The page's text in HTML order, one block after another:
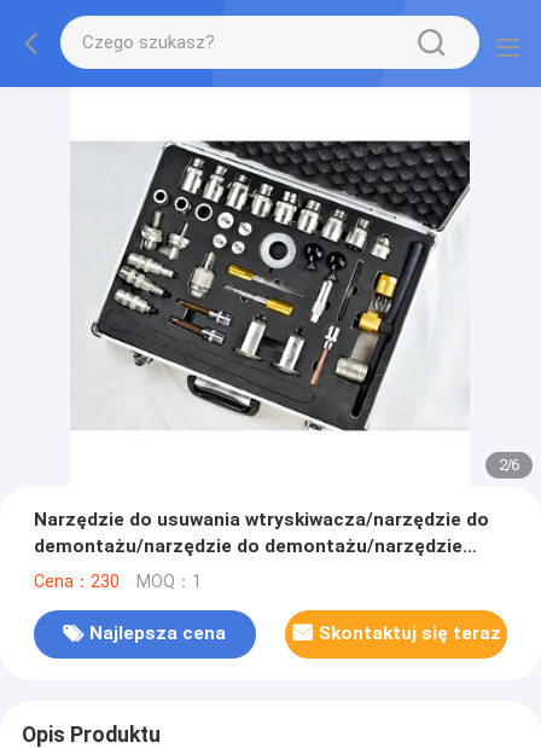
2/6
Narzędzie do usuwania wtryskiwacza/narzędzie do
demontażu/narzędzie do demontażu/narzędzie
naprawcze
Cena：230 MOQ：1
Najlepsza cena Skontaktuj się teraz
Opis Produktu